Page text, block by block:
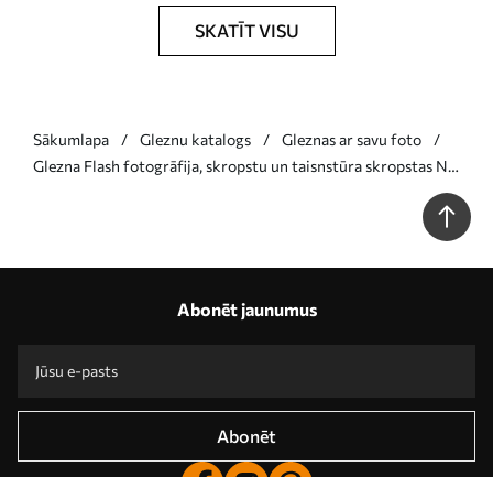
SKATĪT VISU
Sākumlapa Gleznu katalogs
Gleznas ar savu foto
Glezna Flash fotogrāfija, skropstu un taisnstūra skropstas Nr
Abonēt jaunumus
Abonēt